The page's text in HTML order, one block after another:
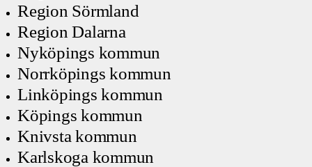
Region Sörmland
Region Dalarna
Nyköpings kommun
Norrköpings kommun
Linköpings kommun
Köpings kommun
Knivsta kommun
Karlskoga kommun